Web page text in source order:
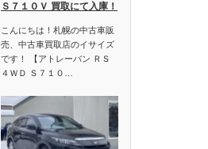
Ｓ７１０Ｖ 買取にて入庫！
こんにちは！札幌の中古車販
売、中古車買取店のイサイズ
です！ 【アトレーバン ＲＳ
４ＷＤ Ｓ７１０…